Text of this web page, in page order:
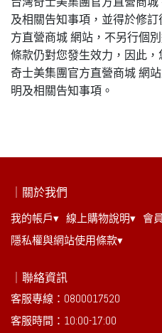
及相關告知事項，並得於修
方直營商城 網站，不另行個
條款仍對您發生效力，因此
奇士美集團官方直營商城 網
明及相關告知事項。
｜關於我們
我的帳戶▾ 線上購物說明▾ 會
隱私權與網站使用條款▾
｜聯絡資訊
客服專線：0800017520
客服時間：10:00-17:00